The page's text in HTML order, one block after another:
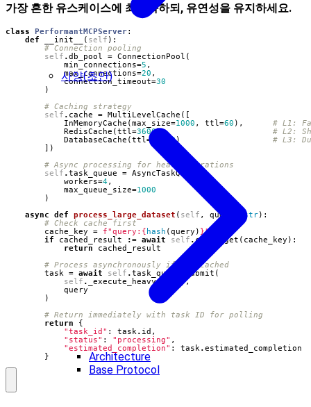
사양(초안)
Architecture
Base Protocol
가장 흔한 유스케이스에 최적화하되, 유연성을 유지하세요.
class PerformantMCPServer:
def
__init__ ( self ):
# Connection pooling
self .db_pool = ConnectionPool (
min_connections=5 ,
max_connections=20 ,
connection_timeout=30
)
# Caching strategy
self . cache = MultiLevelCache ([
InMemoryCache (max_size=1000 , ttl =60 ),
# L1:
RedisCache (ttl =3600),
# L2:
DatabaseCache (ttl = 86400)
# L3:
])
# Async processing for heavy operations
self .task_queue = AsyncTaskQueue
workers=4,
max_queue_size=1000
)
async
def process_large_dataset ( self , query str):
# Check cache first
cache_key
= f"query: { hash (query ) }"
if
cached_result := await self .cache get ( cache_key ):
return
cached_result
# Process asynchronously if not cached
task
= await self .task_queue submit (
self . _execute_heavy_query,
query
)
# Return immediately with task ID for polling
return
{
"task_id" : task . id ,
"status" : "processing" ,
"estimated_completion" : task .estimated_completion
}